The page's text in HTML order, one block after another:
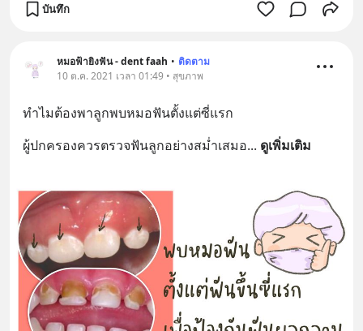
บันทึก
หมอฟ้ายิงฟัน - dent faah • ติดตาม
10 ต.ค. 2021 เวลา 01:49 • สุขภาพ
ทำไมต้องพาลูกพบหมอฟันตั้งแต่ซี่แรก
ผู้ปกครองควรตรวจฟันลูกอย่างสม่ำเสมอ... ดูเพิ่มเติม